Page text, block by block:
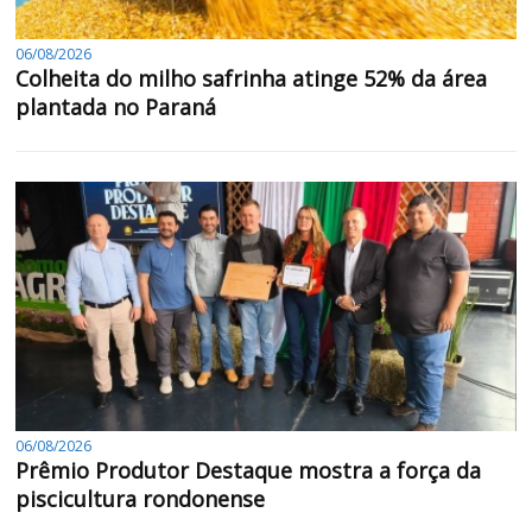
06/08/2026
Colheita do milho safrinha atinge 52% da área
plantada no Paraná
06/08/2026
Prêmio Produtor Destaque mostra a força da
piscicultura rondonense